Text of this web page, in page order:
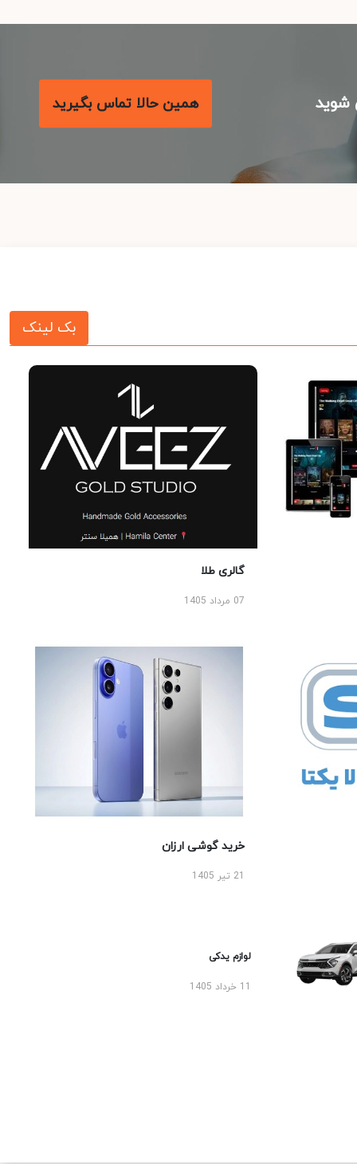
همین حالا تماس بگیرید
بک لینک
گالری طلا
07 مرداد 1405
خرید گوشی ارزان
لوازم یدکی